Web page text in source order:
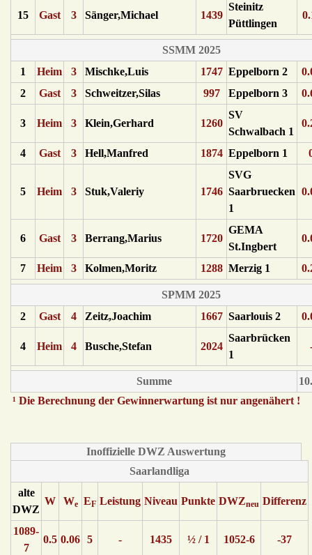
15 Gast 3 Sänger,Michael 1439
Steinitz
Püttlingen
SSMM 2025
1
Heim 3 Mischke,Luis 1747 Eppelborn 2
2
Gast 3 Schweitzer,Silas 997 Eppelborn 3
3 Heim 3 Klein,Gerhard 1260
SV
Schwalbach 1
4 Gast 3 Hell,Manfred 1874 Eppelborn 1
5 Heim 3 Stuk,Valeriy 1746
SVG
Saarbruecken
1
6 Gast 3 Berrang,Marius 1720
GEMA
St.Ingbert
7 Heim 3 Kolmen,Moritz 1288 Merzig 1
SPMM 2025
2
Gast 4 Zeitz,Joachim 1667 Saarlouis 2
4 Heim 4 Busche,Stefan 2024
Saarbrücken
1
Summe
¹ Die Berechnung der Gewinnerwartung ist nur angenähert !
Inoffizielle DWZ Auswertung
Saarlandliga
alte
DWZ
W We EF Leistung Niveau Punkte DWZneu Differenz
1089-
7
0.5 0.06 5 - 1435 ½ / 1 1052-6 -37